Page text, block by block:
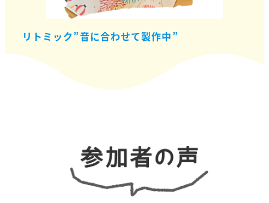
リトミック”音に合わせて製作中”